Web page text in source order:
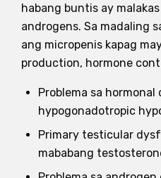
habang buntis ay
androgens. Sa madaling
ang micropenis kapag
production, hormone
Problema sa
hypogonadotropic
Primary testicular
mababang